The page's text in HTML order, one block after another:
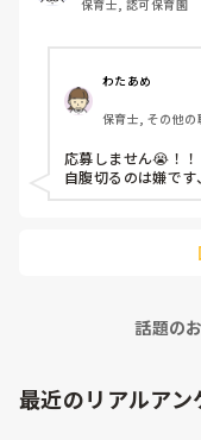
保育士, 認可保育園
わたあめ
保育士, その他の
応募しません😭！！
自腹切るのは嫌です
話題の
最近のリアルアン